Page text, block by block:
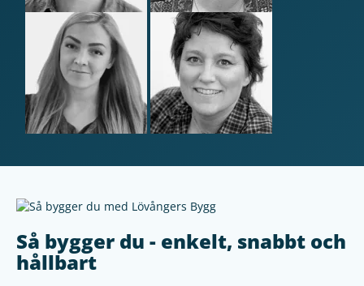
Så bygger du - enkelt, snabbt och
hållbart